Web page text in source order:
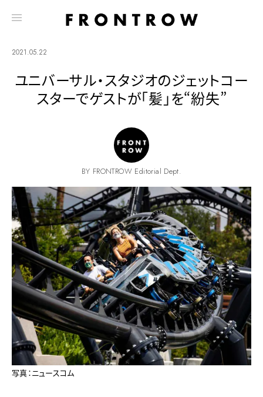
2021.05.22
ユニバーサル・スタジオのジェットコー
スターでゲストが「髪」を“紛失”
BY FRONTROW Editorial Dept.
写真：ニュースコム